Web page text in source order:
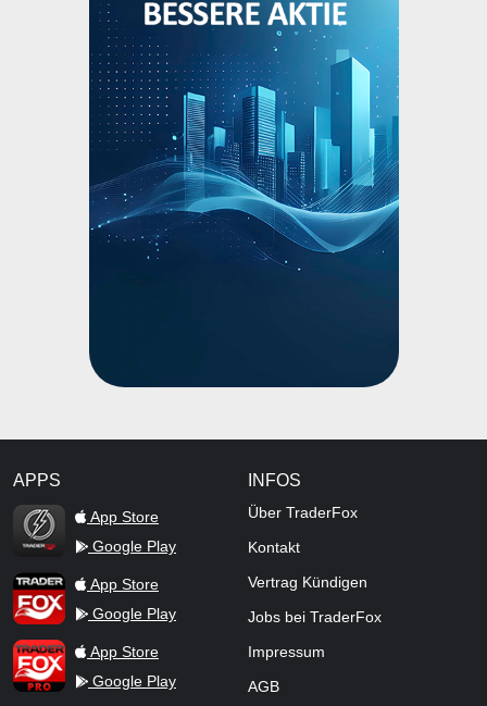
APPS
TraderFox Flash
App Store
Google Play
TraderFox AppApp Store
Google Play
TraderFox ProApp Store
Google Play
INFOS
Über TraderFox
Kontakt
Vertrag Kündigen
Jobs bei TraderFox
Impressum
AGB